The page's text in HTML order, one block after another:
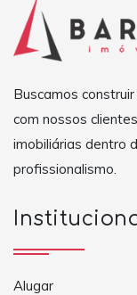
Buscamos
com nossos
imobiliárias dentro
profissionalismo.
Alugar